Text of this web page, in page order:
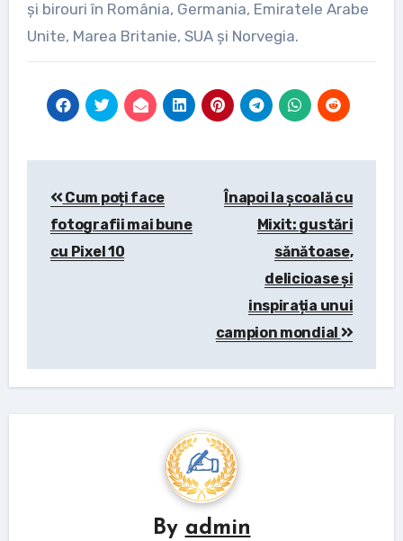
și birouri în România, Germania, Emiratele Arabe
Unite, Marea Britanie, SUA și Norvegia.
navigation
Cum poți face
fotografii mai bune
cu Pixel 10
Înapoi la școală cu
Mixit: gustări
sănătoase,
delicioase și
inspirația unui
campion mondial
By admin